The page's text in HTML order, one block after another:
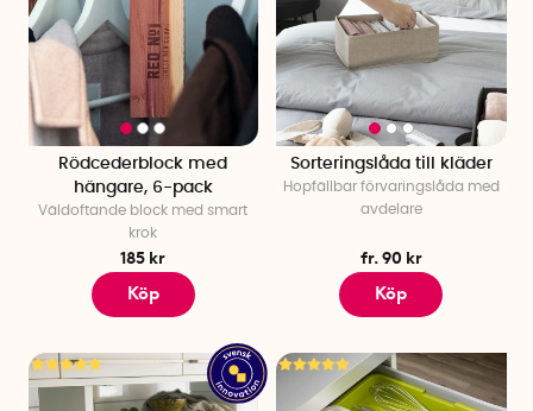
Rödcederblock med
hängare, 6-pack
Väldoftande block med smart
krok
185 kr
Köp
Sorteringslåda till kläder
Hopfällbar förvaringslåda med
avdelare
fr. 90 kr
Köp